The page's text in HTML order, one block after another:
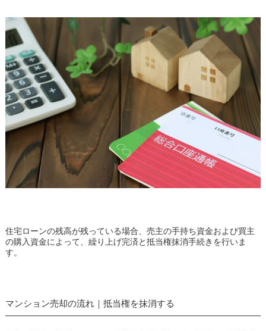
住宅ローンの残高が残っている場合、売主の手持ち資金および買主
の購入資金によって、繰り上げ完済と抵当権抹消手続きを行いま
す。
マンション売却の流れ｜抵当権を抹消する